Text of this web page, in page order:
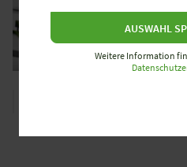
AUSWAHL
Weitere Information